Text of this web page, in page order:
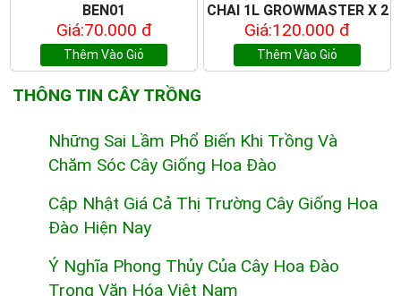
BEN01
Giá:70.000 đ
Thêm Vào Giỏ
CHAI 1L GROWMASTER X 2
Giá:120.000 đ
Thêm Vào Giỏ
THÔNG TIN CÂY TRỒNG
Những Sai Lầm Phổ Biến Khi Trồng Và
Chăm Sóc Cây Giống Hoa Đào
Cập Nhật Giá Cả Thị Trường Cây Giống Hoa
Đào Hiện Nay
Ý Nghĩa Phong Thủy Của Cây Hoa Đào
Trong Văn Hóa Việt Nam